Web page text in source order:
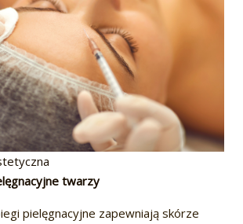
twarzy
pielęgnacyjne zapewniają skórze